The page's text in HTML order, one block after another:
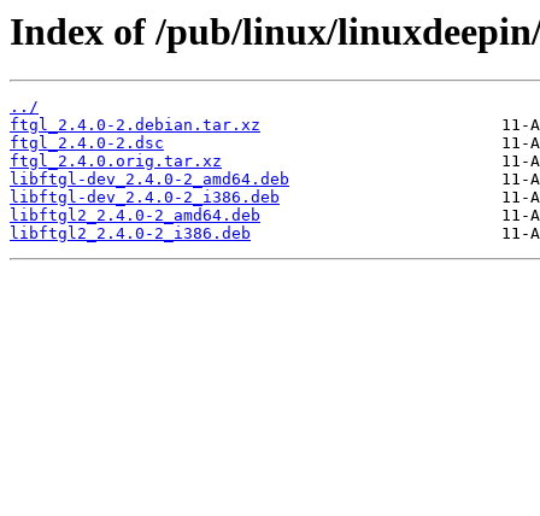
Index of /pub/linux/
../
ftgl_2.4.0-2.debian.tar.xz
ftgl_2.4.0-2.dsc
ftgl_2.4.0.orig.tar.xz
libftgl-dev_2.4.0-2_amd64.deb
libftgl-dev_2.4.0-2_i386.deb
libftgl2_2.4.0-2_amd64.deb
libftgl2_2.4.0-2_i386.deb